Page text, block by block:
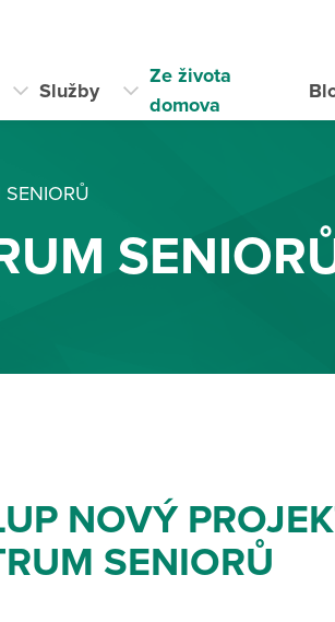
Služby
Ze života
domova
NOVÝ
SENIORŮ